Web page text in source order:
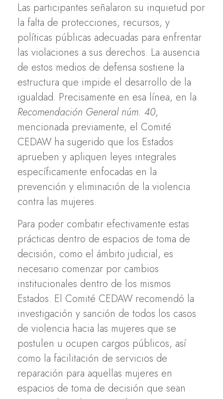
Las participantes señalaron su inquietud por
la falta de protecciones, recursos, y
políticas públicas adecuadas para enfrentar
las violaciones a sus derechos. La ausencia
de estos medios de defensa sostiene la
estructura que impide el desarrollo de la
igualdad. Precisamente en esa línea, en la
Recomendación General núm. 40,
mencionada previamente, el Comité
CEDAW ha sugerido que los Estados
aprueben y apliquen leyes integrales
específicamente enfocadas en la
prevención y eliminación de la violencia
contra las mujeres.
Para poder combatir efectivamente estas
prácticas dentro de espacios de toma de
decisión, como el ámbito judicial, es
necesario comenzar por cambios
institucionales dentro de los mismos
Estados. El Comité CEDAW recomendó la
investigación y sanción de todos los casos
de violencia hacia las mujeres que se
postulen u ocupen cargos públicos, así
como la facilitación de servicios de
reparación para aquellas mujeres en
espacios de toma de decisión que sean